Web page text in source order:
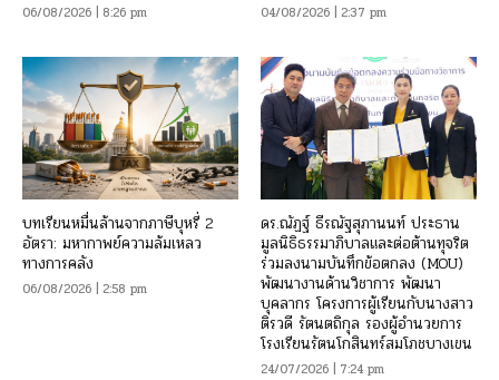
06/08/2026 | 8:26 pm 04/08/2026 | 2:37 pm
บทเรียนหมื่นล้านจากภาษีบุหรี่ 2
อัตรา: มหากาพย์ความล้มเหลว
ทางการคลัง
06/08/2026 | 2:58 pm
ดร.ณัฏฐ์ ธีรณัฐสุภานนท์ ประธาน
มูลนิธิธรรมาภิบาลและต่อต้านทุจริต
ร่วมลงนามบันทึกข้อตกลง (MOU)
พัฒนางานด้านวิชาการ พัฒนา
บุคลากร โครงการผู้เรียนกับนางสาว
ติรวดี รัตนตถิกุล รองผู้อำนวยการ
โรงเรียนรัตนโกสินทร์สมโภชบางเขน
24/07/2026 | 7:24 pm